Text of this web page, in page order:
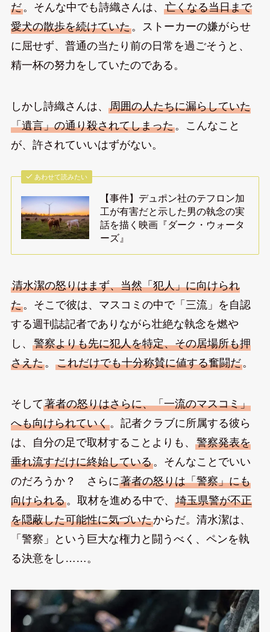
だ。そんな中でも詩織さんは、 亡くなる当日まで
愛犬の散歩を続けていた。ストーカーの嫌がらせ
に屈せず、普通の当たり前の日常を過ごそうと、
精一杯の努力をしていたのである。
しかし詩織さんは、 周囲の人たちに漏らしていた
「遺言」の通り殺されてしまった。こんなこと
が、許されていいはずがない。
あわせて読みたい
【事件】デュポン社のテフロン加
工が有害だと示した男の執念の実
話を描く映画『ダーク・ウォータ
ーズ』
清水潔の怒りはまず、当然「犯人」に向けられ
た。そこで彼は、マスコミの中で「三流」を自認
する週刊誌記者でありながら壮絶な執念を燃や
し、 警察よりも先に犯人を特定、その居場所も押
さえた。 これだけでも十分称賛に値する奮闘だ。
そして著者の怒りはさらに、「一流のマスコミ」
へも向けられていく。記者クラブに所属する彼ら
は、自分の足で取材することよりも、 警察発表を
垂れ流すだけに終始している。そんなことでいい
のだろうか？ さらに著者の怒りは「警察」にも
向けられる。取材を進める中で、 埼玉県警が不正
を隠蔽した可能性に気づいたからだ。清水潔は、
「警察」という巨大な権力と闘うべく、ペンを執
る決意をし……。